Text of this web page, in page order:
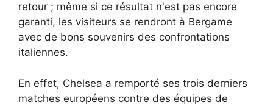
retour ; même si ce résultat n'est pas encore
garanti, les visiteurs se rendront à Bergame
avec de bons souvenirs des confrontations
italiennes.
En effet, Chelsea a remporté ses trois derniers
matches européens contre des équipes de